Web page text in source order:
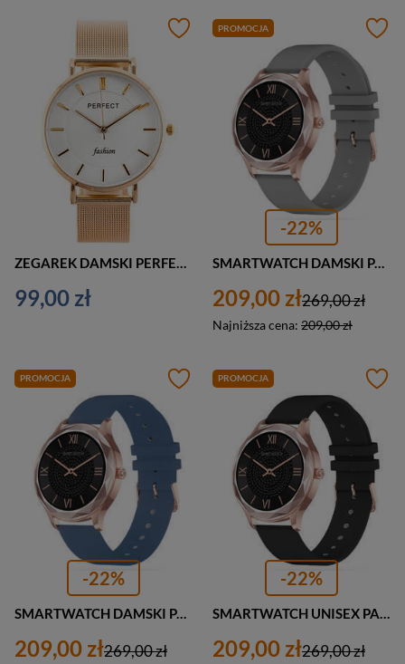
ZEGAREK DAMSKI PERFECT F352 RÓŻOWE ZŁOTO (zp990f)
99,00 zł
PROMOCJA
-22%
SMARTWATCH DAMSKI PACIFIC 27-3 SZARY - CIŚNIENIOMIERZ (sy022c)
209,00 zł
Najniższa cena: 209,00 zł
269,00 zł
PROMOCJA
-22%
SMARTWATCH DAMSKI PACIFIC 27-3 NIEBIESKI - CIŚNIENIOMIERZ (sy022c)
209,00 zł269,00 zł
PROMOCJA
-22%
209,00 zł269,00 zł